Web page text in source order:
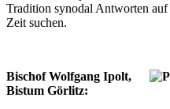
Tradition synodal Antworten
Zeit suchen.
Bischof Wolfgang Ipolt,
Bistum Görlitz: